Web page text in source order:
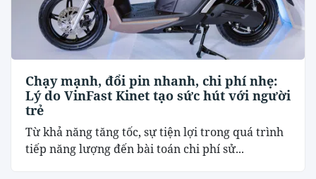
Chạy mạnh, đổi pin nhanh, chi phí nhẹ:
Lý do VinFast Kinet tạo sức hút với người
trẻ
Từ khả năng tăng tốc, sự tiện lợi trong quá trình
tiếp năng lượng đến bài toán chi phí sử...